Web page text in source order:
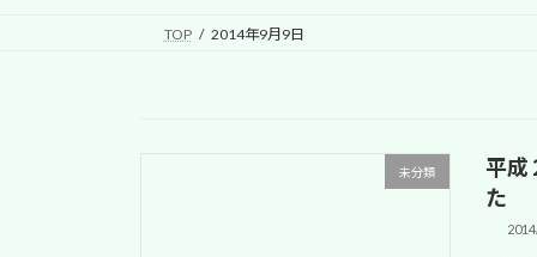
TOP 2014年9月9日
未分類
平成
た